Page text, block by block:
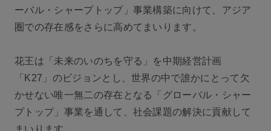
ーバル・シャープトップ」事業構築に向けて、アジア
圏での存在感をさらに高めてまいります。
花王は「未来のいのちを守る」を中期経営計画
「K27」のビジョンとし、世界の中で誰かにとって欠
かせない唯一無二の存在となる「グローバル・シャー
プトップ」事業を通して、社会課題の解決に貢献して
まいります。